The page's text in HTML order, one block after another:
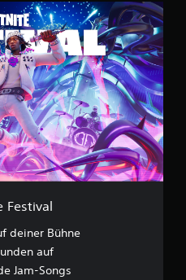
Festival
deiner Bühne
auf
Jam-Songs